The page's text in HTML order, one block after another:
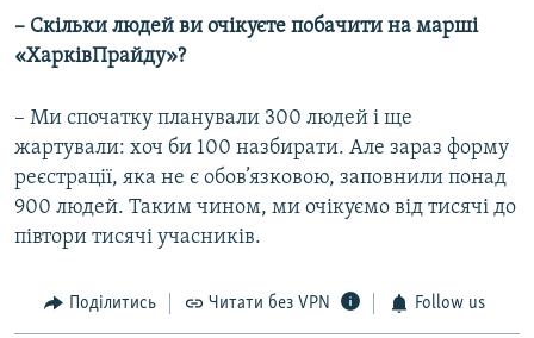
– Скільки людей ви очікуєте побачити на марші
«ХарківПрайду»?
– Ми спочатку планували 300 людей і ще
жартували: хоч би 100 назбирати. Але зараз форму
реєстрації, яка не є обов’язковою, заповнили понад
900 людей. Таким чином, ми очікуємо від тисячі до
півтори тисячі учасників.
Поділитись Читати без VPN Follow us